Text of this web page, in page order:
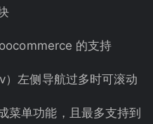
的支持
左侧导航过多时可滚动
菜单功能，且最多支持到